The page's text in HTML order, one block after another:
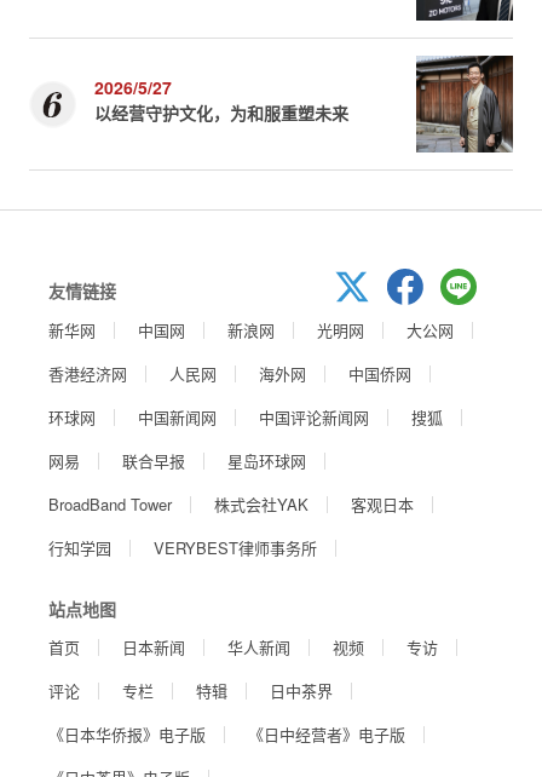
2026/5/27
以经营守护文化，为和服重塑未来
友情链接
新华网 中国网 新浪网 光明网
大公网
香港经济网
人民网 海外网
中国侨网
环球网
中国新闻网 中国评论新闻网
搜狐
网易
联合早报
星岛环球网
BroadBand Tower
株式会社YAK
客观日本
行知学园
VERYBEST律师事务所
站点地图
首页 日本新闻 华人新闻 视频
专访
评论
专栏 特辑
日中茶界
《日本华侨报》电子版
《日中经营者》电子版